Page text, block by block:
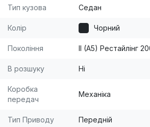
технологіями. [br] [br]Компанія
пропонує варіанти обміну
[br]Також ми забезпечуємо
супровід (за необхідності).
Тип кузова Седан
Колір Чорний
Покоління II (A5) Рестайлінг
В розшуку Ні
Коробка
передач
Механіка
Тип Приводу Передній